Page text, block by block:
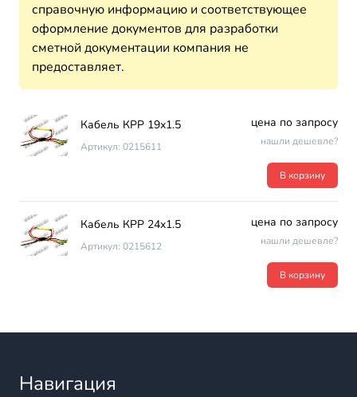
справочную информацию и соответствующее
оформление документов для разработки
сметной документации компания не
предоставляет.
Кабель КРР 19х1.5
Артикул: 0215611
цена по запросу
нашли дешевле?
В корзину
Кабель КРР 24х1.5
Артикул: 0215612
цена по запросу
нашли дешевле?
В корзину
Навигация